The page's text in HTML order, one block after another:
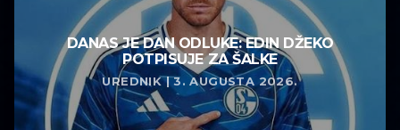
DANAS JE DAN ODLUKE: EDIN DŽEKO
POTPISUJE ZA ŠALKE
UREDNIK | 3. AUGUSTA 2026.